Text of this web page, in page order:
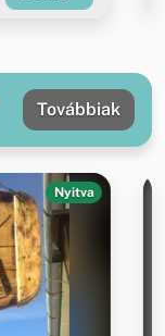
Továbbiak
Nyitva